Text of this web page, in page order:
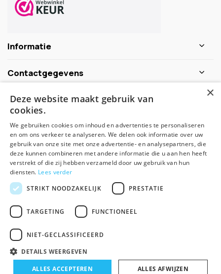
Informatie
Contactgegevens
Schijf je nu in voor de nieuwsbrief
Abonneer
Algemene voorwaarden Disclaimer
×
Deze website maakt gebruik van
cookies.
We gebruiken cookies om inhoud en advertenties te personaliseren
en om ons verkeer te analyseren. We delen ook informatie over uw
gebruik van onze site met onze advertentie- en analysepartners, die
deze kunnen combineren met andere informatie die u aan hen heeft
verstrekt of die zij hebben verzameld door uw gebruik van hun
diensten. Lees verder
STRIKT NOODZAKELIJK
PRESTATIE
TARGETING FUNCTIONEEL
NIET-GECLASSIFICEERD
DETAILS WEERGEVEN
ALLES ACCEPTEREN ALLES AFWIJZEN